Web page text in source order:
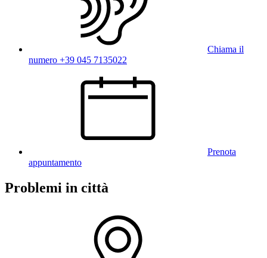
Chiama il
numero +39 045 7135022
Prenota
appuntamento
Problemi in città